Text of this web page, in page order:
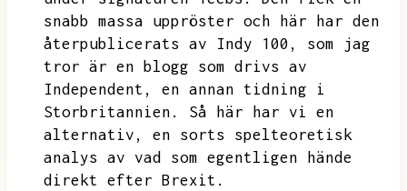
snabb massa uppröster och här har den
återpublicerats av Indy 100,
som jag
tror är en blogg som drivs av
Independent,
en annan tidning i
Storbritannien.
Så här har vi en
alternativ,
en sorts spelteoretisk
analys av vad som egentligen hände
direkt efter Brexit.